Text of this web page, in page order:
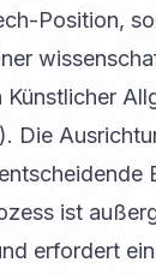
Position,
Die
ist
erfordert